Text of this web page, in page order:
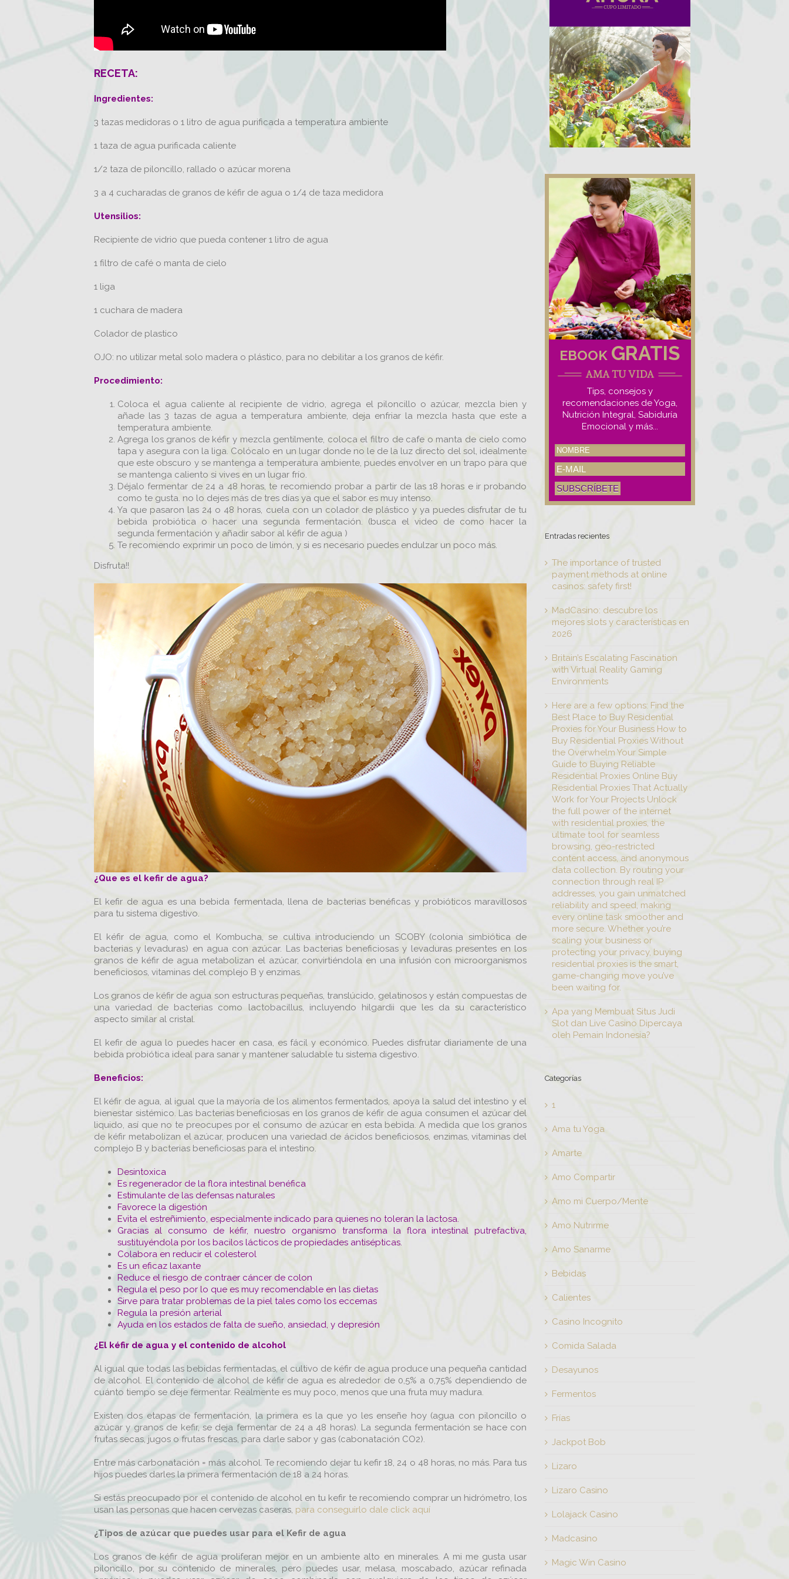
RECETA:
Ingredientes:
3 tazas medidoras o 1 litro de agua purificada a temperatura ambiente
1 taza de agua purificada caliente
1/2 taza de piloncillo, rallado o azúcar morena
3 a 4 cucharadas de granos de kéfir de agua o 1/4 de taza medidora
Utensilios:
Recipiente de vidrio que pueda contener 1 litro de agua
1 filtro de café o manta de cielo
1 liga
1 cuchara de madera
Colador de plastico
OJO: no utilizar metal solo madera o plástico, para no debilitar a los granos de kéfir.
Procedimiento:
Coloca el agua caliente al recipiente de vidrio, agrega el piloncillo o azúcar, mezcla bien y
añade las 3 tazas de agua a temperatura ambiente, deja enfriar la mezcla hasta que este a
temperatura ambiente.
Agrega los granos de kéfir y mezcla gentilmente, coloca el filtro de cafe o manta de cielo como
tapa y asegura con la liga. Colócalo en un lugar donde no le de la luz directo del sol, idealmente
que este obscuro y se mantenga a temperatura ambiente, puedes envolver en un trapo para que
se mantenga caliento si vives en un lugar frío.
Déjalo fermentar de 24 a 48 horas, te recomiendo probar a partir de las 18 horas e ir probando
como te gusta. no lo dejes más de tres días ya que el sabor es muy intenso.
Ya que pasaron las 24 o 48 horas, cuela con un colador de plástico y ya puedes disfrutar de tu
bebida probiótica o hacer una segunda fermentación. (busca el video de como hacer la
segunda fermentación y añadir sabor al kéfir de agua )
Te recomiendo exprimir un poco de limón, y si es necesario puedes endulzar un poco más.
Disfruta!!
¿Que es el kefir de agua?
El kefir de agua es una bebida fermentada, llena de bacterias benéficas y probióticos maravillosos
para tu sistema digestivo.
El kéfir de agua, como el Kombucha, se cultiva introduciendo un SCOBY (colonia simbiótica de
bacterias y levaduras) en agua con azúcar. Las bacterias beneficiosas y levaduras presentes en los
granos de kéfir de agua metabolizan el azúcar, convirtiéndola en una infusión con microorganismos
beneficiosos, vitaminas del complejo B y enzimas.
Los granos de kéfir de agua son estructuras pequeñas, translúcido, gelatinosos y están compuestas de
una variedad de bacterias como lactobacillus, incluyendo hilgardii que les da su característico
aspecto similar al cristal.
El kefir de agua lo puedes hacer en casa, es fácil y económico. Puedes disfrutar diariamente de una
bebida probiótica ideal para sanar y mantener saludable tu sistema digestivo.
Beneficios:
El kéfir de agua, al igual que la mayoría de los alimentos fermentados, apoya la salud del intestino y el
bienestar sistémico. Las bacterias beneficiosas en los granos de kéfir de agua consumen el azúcar del
liquido, así que no te preocupes por el consumo de azúcar en esta bebida. A medida que los granos
de kéfir metabolizan el azúcar, producen una variedad de ácidos beneficiosos, enzimas, vitaminas del
complejo B y bacterias beneficiosas para el intestino.
Desintoxica
Es regenerador de la flora intestinal benéfica
Estimulante de las defensas naturales
Favorece la digestión
Evita el estreñimiento, especialmente indicado para quienes no toleran la lactosa.
Gracias al consumo de kéfir, nuestro organismo transforma la flora intestinal putrefactiva,
sustituyéndola por los bacilos lácticos de propiedades antisépticas.
Colabora en reducir el colesterol
Es un eficaz laxante
Reduce el riesgo de contraer cáncer de colon
Regula el peso por lo que es muy recomendable en las dietas
Sirve para tratar problemas de la piel tales como los eccemas
Regula la presión arterial
Ayuda en los estados de falta de sueño, ansiedad, y depresión
¿El kéfir de agua y el contenido de alcohol
Al igual que todas las bebidas fermentadas, el cultivo de kéfir de agua produce una pequeña cantidad
de alcohol. El contenido de alcohol de kéfir de agua es alrededor de 0,5% a 0,75% dependiendo de
cuánto tiempo se deje fermentar. Realmente es muy poco, menos que una fruta muy madura.
Existen dos etapas de fermentación, la primera es la que yo les enseñe hoy (agua con piloncillo o
azúcar y granos de kefir, se deja fermentar de 24 a 48 horas). La segunda fermentación se hace con
frutas secas, jugos o frutas frescas, para darle sabor y gas (cabonatación CO2).
Entre más carbonatación = más alcohol. Te recomiendo dejar tu kefir 18, 24 o 48 horas, no más. Para tus
hijos puedes darles la primera fermentación de 18 a 24 horas.
Si estás preocupado por el contenido de alcohol en tu kefir te recomiendo comprar un hidrómetro, los
usan las personas que hacen cervezas caseras, para conseguirlo dale click aquí
¿Tipos de azúcar que puedes usar para el Kefir de agua
Los granos de kéfir de agua proliferan mejor en un ambiente alto en minerales. A mi me gusta usar
piloncillo, por su contenido de minerales, pero puedes usar, melasa, moscabado, azúcar refinada
EBOOK GRATIS
Tips, consejos y
recomendaciones de Yoga,
Nutrición Integral, Sabiduría
Emocional y más...
Entradas recientes
The importance of trusted
payment methods at online
casinos: safety first!
MadCasino: descubre los
mejores slots y características en
2026
Britain’s Escalating Fascination
with Virtual Reality Gaming
Environments
Here are a few options: Find the
Best Place to Buy Residential
Proxies for Your Business How to
Buy Residential Proxies Without
the Overwhelm Your Simple
Guide to Buying Reliable
Residential Proxies Online Buy
Residential Proxies That Actually
Work for Your Projects Unlock
the full power of the internet
with residential proxies, the
ultimate tool for seamless
browsing, geo-restricted
content access, and anonymous
data collection. By routing your
connection through real IP
addresses, you gain unmatched
reliability and speed, making
every online task smoother and
more secure. Whether you’re
scaling your business or
protecting your privacy, buying
residential proxies is the smart,
game-changing move you’ve
been waiting for.
Apa yang Membuat Situs Judi
Slot dan Live Casino Dipercaya
oleh Pemain Indonesia?
Categorías
1
Ama tu Yoga
Amarte
Amo Compartir
Amo mi Cuerpo/Mente
Amo Nutrirme
Amo Sanarme
Bebidas
Calientes
Casino Incognito
Comida Salada
Desayunos
Fermentos
Frías
Jackpot Bob
Lizaro
Lizaro Casino
Lolajack Casino
Madcasino
Magic Win Casino
ÚNETE A LA TRIBU Y RECIBE
EL
PARA UNA VIDA SALUDABLE
Contiene consejos y recomendaciones de yoga,
nutrición integral. sabiduría emocional y más...